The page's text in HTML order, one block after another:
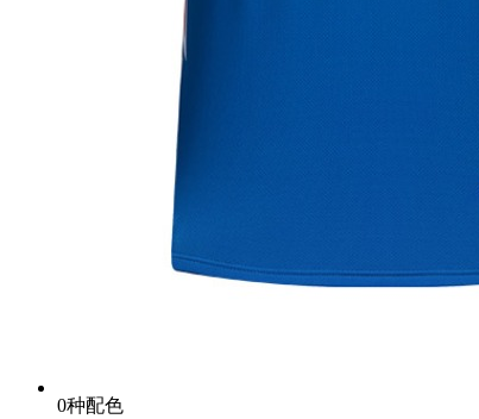
0种配色